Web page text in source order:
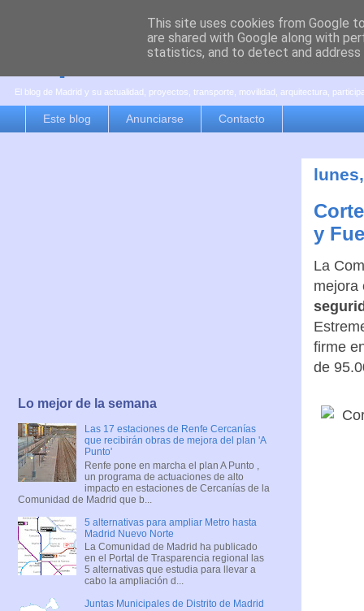
es por madrid
El blog de Madrid y su actualidad, proyectos, transporte, movilidad, arquitectura,
Este blog Anunciarse Contacto
y
La
mejora
firme
de
Lo mejor de la semana
Las 17 estaciones de Renfe Cercanías
que recibirán obras de mejora del plan 'A
Punto'
Renfe pone en marcha el plan A Punto ,
un programa de actuaciones de alto
impacto en estaciones de Cercanías de la
Comunidad de Madrid que b...
5 alternativas para ampliar Metro hasta
Madrid Nuevo Norte
La Comunidad de Madrid ha publicado
en el Portal de Trasparencia regional las
5 alternativas que estudia para llevar a
cabo la ampliación d...
Juntas Municipales de Distrito de Madrid
This site uses cookies from Google
are shared with Google along with
statistics, and to detect and address